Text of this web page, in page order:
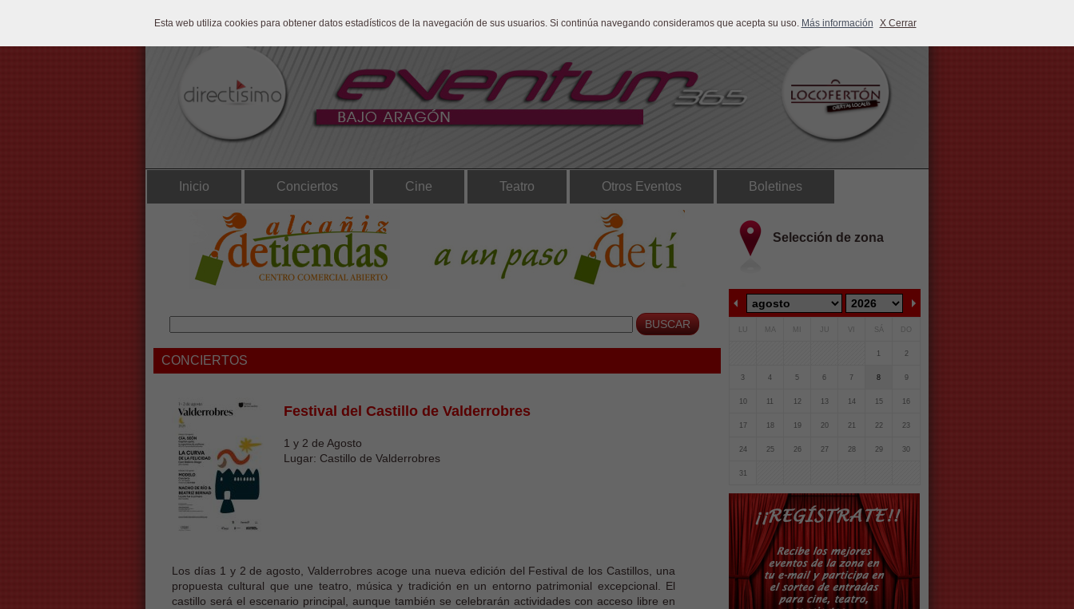
Esta web utiliza cookies para obtener datos estadísticos de la navegación de sus usuarios. Si continúa navegando consideramos que acepta su uso. Más información X Cerrar
Inicio Conciertos Cine Teatro Otros Eventos Boletines
CONCIERTOS
Festival del Castillo de Valderrobres
1 y 2 de Agosto
Lugar: Castillo de Valderrobres
Los días 1 y 2 de agosto, Valderrobres acoge una nueva edición del Festival de los Castillos, una
propuesta cultural que une teatro, música y tradición en un entorno patrimonial excepcional. El
castillo será el escenario principal, aunque también se celebrarán actividades con acceso libre en
Selección de zona
MA VI SÁ DO
1 2
3 4 5 6 7 8 9
10 11 12 13 14 15 16
17 18 19 20 21 22 23
24 25 26 27 28 29 30
31